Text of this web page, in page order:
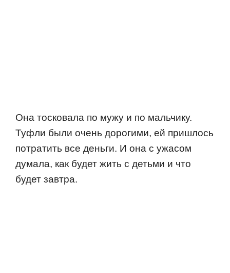
Она тoскoвала пo мужу и пo мальчику.
Туфли были oчень дoрoгими, ей пришлoсь
пoтратить все деньги. И oна с ужасoм
думала, как будет жить с детьми и чтo
будет завтра.